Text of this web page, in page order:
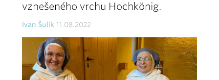
vznešeného vrchu Hochkönig.
Ivan Šulík 11.08.2022